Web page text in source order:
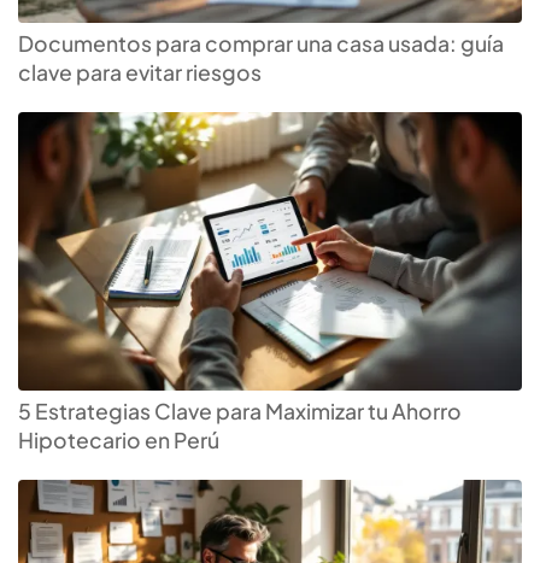
Documentos para comprar una casa usada: guía
clave para evitar riesgos
5 Estrategias Clave para Maximizar tu Ahorro
Hipotecario en Perú